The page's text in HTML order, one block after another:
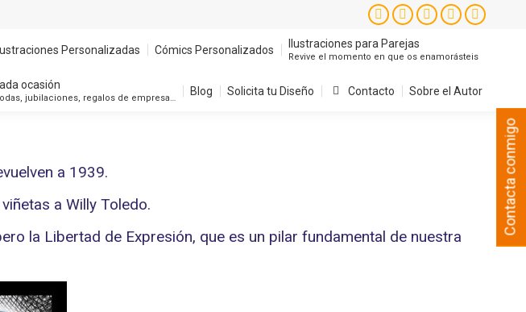
Instagram
page
opens
in
Facebook
page
opens
in
X
opens
in
YouTube
opens
in
opens
in
new
window
Personalizadas Cómics Personalizados Ilustraciones para Parejas
Revive el momento en que os enamorásteis
ocasión
jubilaciones, regalos de empresa…
Blog Solicita tu Diseño Contacto Sobre el Autor
a 1939.
a Willy Toledo.
la Libertad de Expresión, que es un pilar fundamental de nuestra
Contacta conmigo
Ilustraciones para Parejas
Revive el momento en que os enamorásteis
ocasión Solicita tu Diseño Contacto Sobre el Autor